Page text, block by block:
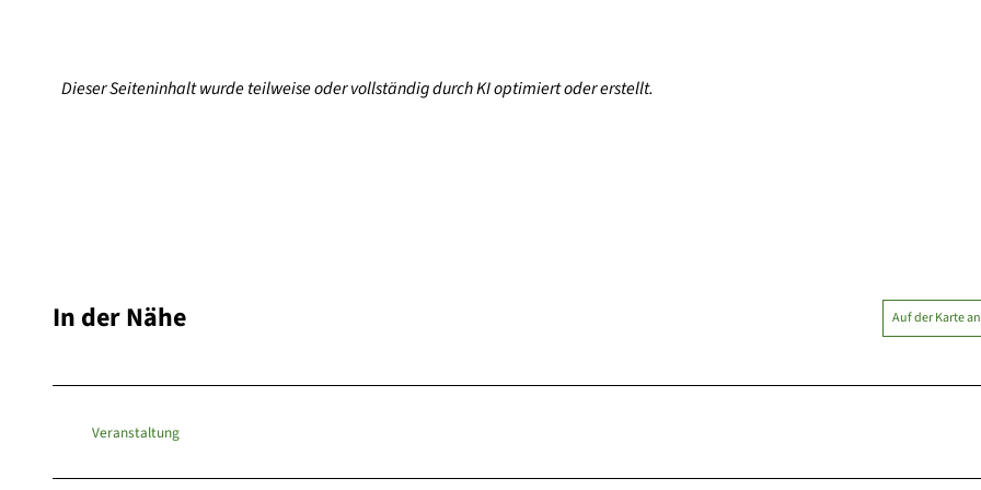
Dieser Seiteninhalt wurde teilweise oder vollständig durch KI optimiert oder erstellt.
In der Nähe Auf der Karte
Veranstaltung